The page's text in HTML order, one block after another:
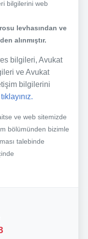
bilgilerini web
levhasından ve
alınmıştır.
bilgileri, Avukat
ve Avukat
bilgilerini
tıklayınız.
ve web sitemizde
bölümünden bizimle
talebinde